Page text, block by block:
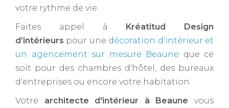
votre rythme de vie.
Faites appel à
Kréatitud Design
d’intérieurs pour une décoration d'intérieur et
un agencement sur mesure Beaune que ce
soit pour des chambres d'hôtel, des bureaux
d'entreprises ou encore votre habitation.
Votre architecte d'intérieur à Beaune ​vous